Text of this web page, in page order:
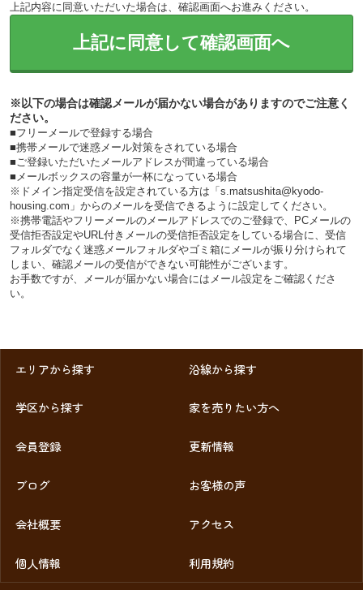
上記内容に同意いただいた場合は、確認画面へお進みください。
上記に同意して確認画面へ
※以下の場合は確認メールが届かない場合がありますのでご注意く
ださい。
■フリーメールで登録する場合
■携帯メールで迷惑メール対策をされている場合
■ご登録いただいたメールアドレスが間違っている場合
■メールボックスの容量が一杯になっている場合
※ドメイン指定受信を設定されている方は「s.matsushita@kyodo-
housing.com」からのメールを受信できるように設定してください。
※携帯電話やフリーメールのメールアドレスでのご登録で、PCメールの
受信拒否設定やURL付きメールの受信拒否設定をしている場合に、受信
フォルダでなく迷惑メールフォルダやゴミ箱にメールが振り分けられて
しまい、確認メールの受信ができない可能性がございます。
お手数ですが、メールが届かない場合にはメール設定をご確認くださ
い。
エリアから探す 沿線から探す
学区から探す 家を売りたい方へ
会員登録 更新情報
ブログ お客様の声
会社概要 アクセス
個人情報 利用規約